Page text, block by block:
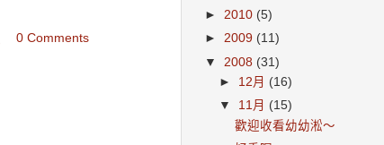
0 Comments
► 2010 (5)
► 2009 (11)
▼ 2008 (31)
► 12月 (16)
▼ 11月 (15)
歡迎收看幼幼淞～